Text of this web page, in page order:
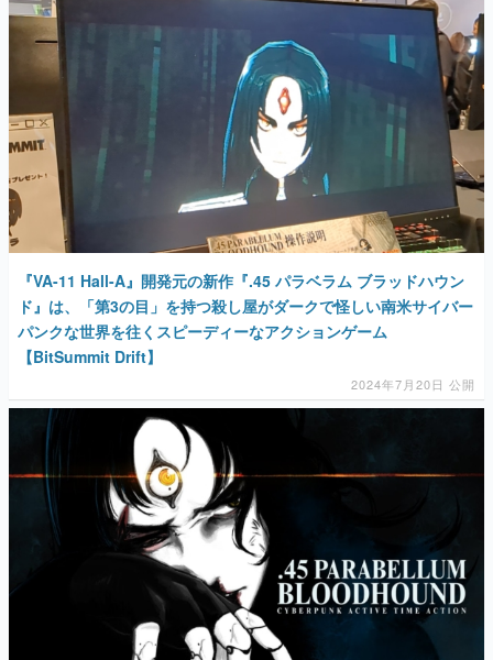
『VA-11 Hall-A』開発元の新作『.45 パラベラム ブラッドハウン
ド』は、「第3の目」を持つ殺し屋がダークで怪しい南米サイバー
パンクな世界を往くスピーディーなアクションゲーム
【BitSummit Drift】
2024年7月20日 公開